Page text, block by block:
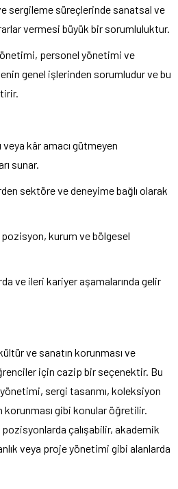
sergileme süreçlerinde sanatsal ve
vermesi büyük bir sorumluluktur.
personel yönetimi ve
genel işlerinden sorumludur ve bu
kâr amacı gütmeyen
sunar.
sektöre ve deneyime bağlı olarak
kurum ve bölgesel
ve ileri kariyer aşamalarında gelir
ve sanatın korunması ve
için cazip bir seçenektir. Bu
sergi tasarımı, koleksiyon
gibi konular öğretilir.
çalışabilir, akademik
veya proje yönetimi gibi alanlarda